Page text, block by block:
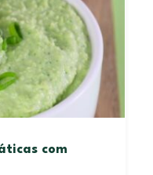
com